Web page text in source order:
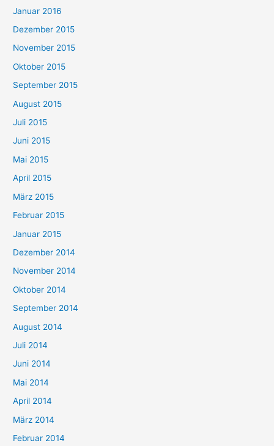
Januar 2016
Dezember 2015
November 2015
Oktober 2015
September 2015
August 2015
Juli 2015
Juni 2015
Mai 2015
April 2015
März 2015
Februar 2015
Januar 2015
Dezember 2014
November 2014
Oktober 2014
September 2014
August 2014
Juli 2014
Juni 2014
Mai 2014
April 2014
März 2014
Februar 2014